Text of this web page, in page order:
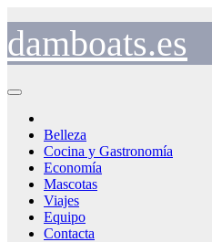
contenido
damboats.es
Belleza
Cocina y Gastronomía
Economía
Mascotas
Viajes
Equipo
Contacta